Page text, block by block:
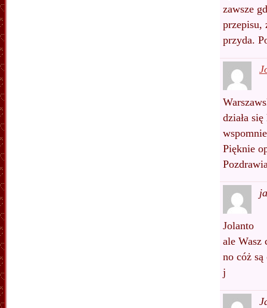
zawsze
przepisu,
przyda.
działa
Pięknie
Jolanto
ale Wasz
no cóż
j